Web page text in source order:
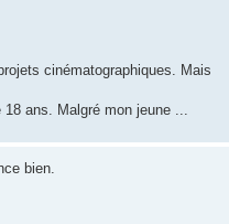
cinématographiques. Mais
ans. Malgré mon jeune ...
bien.